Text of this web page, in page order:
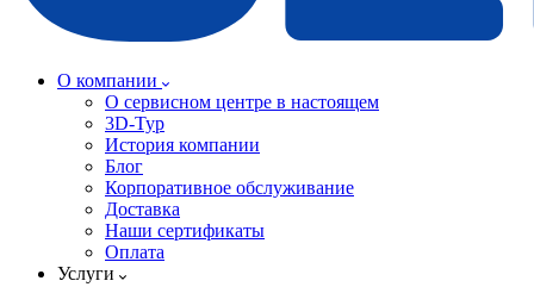
О компании
О сервисном центре в настоящем
3D-Тур
История компании
Блог
Корпоративное обслуживание
Доставка
Наши сертификаты
Оплата
Услуги